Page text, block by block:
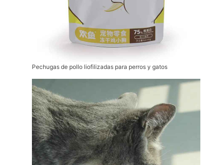
Pechugas de pollo liofilizadas para perros y gatos